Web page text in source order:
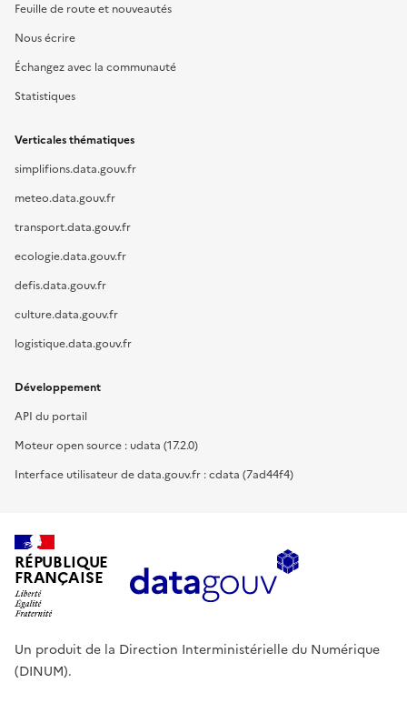
Feuille de route et nouveautés
Nous écrire
Échangez avec la communauté
Statistiques
Verticales thématiques
simplifions.data.gouv.fr
meteo.data.gouv.fr
transport.data.gouv.fr
ecologie.data.gouv.fr
defis.data.gouv.fr
culture.data.gouv.fr
logistique.data.gouv.fr
Développement
API du portail
Moteur open source : udata (17.2.0)
Interface utilisateur de data.gouv.fr : cdata (7ad44f4)
RÉPUBLIQUE
FRANÇAISE
Un produit de la Direction Interministérielle du Numérique
(DINUM).